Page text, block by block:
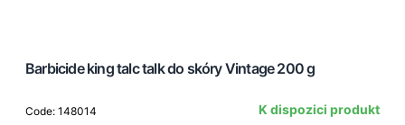
Barbicide king talc talk do skóry Vintage 200 g
Code: 148014
K dispozici produkt